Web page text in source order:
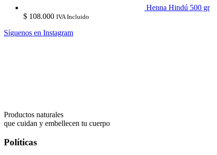
Henna Hindú 500 gr
$ 108.000 IVA Incluido
Síguenos en Instagram
Productos naturales
que cuidan y embellecen tu cuerpo
Políticas